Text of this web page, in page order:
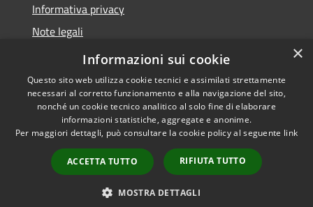
Informativa privacy
Note legali
Dichiarazione di accessibilità
Accessibilità
Copyright © 2026 • Comune di
Vodo di Cadore • Powered by
Municipium•
Accesso
redazione
×
Informazioni sui cookie
Questo sito web utilizza cookie tecnici e assimilati strettamente
necessari al corretto funzionamento e alla navigazione del sito,
nonché un cookie tecnico analitico al solo fine di elaborare
informazioni statistiche, aggregate e anonime.
Per maggiori dettagli, può consultare la cookie policy al seguente link
ACCETTA TUTTO RIFIUTA TUTTO
MOSTRA DETTAGLI